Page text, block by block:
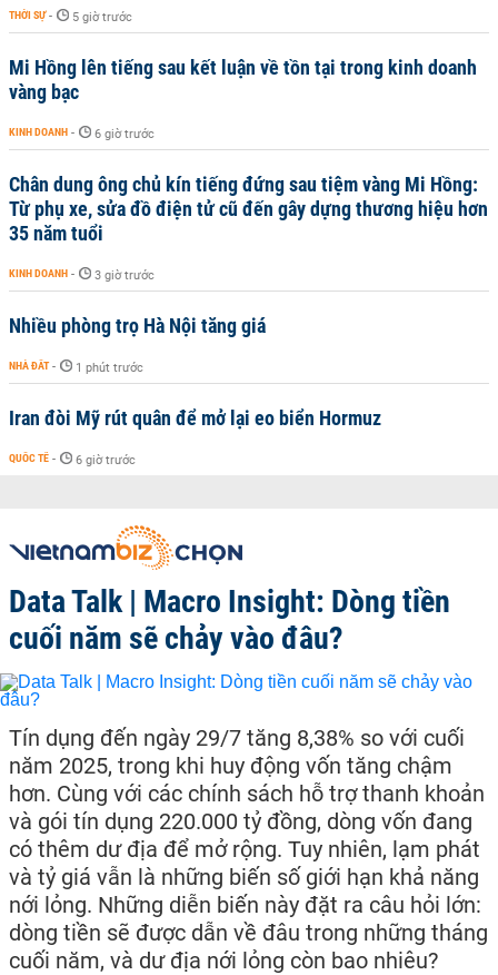
THỜI SỰ - 5 giờ trước
Mi Hồng lên tiếng sau kết luận về tồn tại trong kinh doanh
vàng bạc
KINH DOANH - 6 giờ trước
Chân dung ông chủ kín tiếng đứng sau tiệm vàng Mi Hồng:
Từ phụ xe, sửa đồ điện tử cũ đến gây dựng thương hiệu hơn
35 năm tuổi
KINH DOANH - 3 giờ trước
Nhiều phòng trọ Hà Nội tăng giá
NHÀ ĐẤT - 1 phút trước
Iran đòi Mỹ rút quân để mở lại eo biển Hormuz
QUỐC TẾ - 6 giờ trước
Data Talk | Macro Insight: Dòng tiền
cuối năm sẽ chảy vào đâu?
Tín dụng đến ngày 29/7 tăng 8,38% so với cuối
năm 2025, trong khi huy động vốn tăng chậm
hơn. Cùng với các chính sách hỗ trợ thanh khoản
và gói tín dụng 220.000 tỷ đồng, dòng vốn đang
có thêm dư địa để mở rộng. Tuy nhiên, lạm phát
và tỷ giá vẫn là những biến số giới hạn khả năng
nới lỏng. Những diễn biến này đặt ra câu hỏi lớn:
dòng tiền sẽ được dẫn về đâu trong những tháng
cuối năm, và dư địa nới lỏng còn bao nhiêu?